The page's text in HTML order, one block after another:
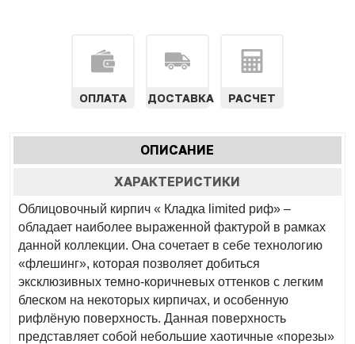
ОПЛАТА ДОСТАВКА РАСЧЕТ
Характеристики
табы
ОПИСАНИЕ
ВКЛАДКА)
ХАРАКТЕРИСТИКИ
Облицовочный кирпич « Кладка limited риф» –
обладает наиболее выраженной фактурой в рамках
данной коллекции. Она сочетает в себе технологию
«флешинг», которая позволяет добиться
эксклюзивных темно-коричневых оттенков с легким
блеском на некоторых кирпичах, и особенную
рифлёную поверхность. Данная поверхность
представляет собой небольшие хаотичные «порезы»